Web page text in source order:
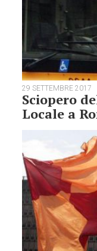
29 SETTEMBRE 2017
Sciopero
Locale a